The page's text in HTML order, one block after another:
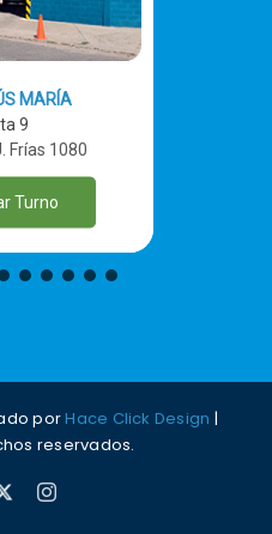
Turno
MARÍA
9
Frías 1080
por Hace Click Design |
reservados.
Instagram